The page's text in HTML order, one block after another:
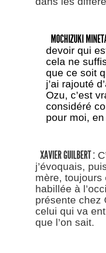
MOCHIZUKI
devoir qui
cela ne
que ce soit
j’ai rajouté
Ozu, c’est
considéré
pour moi,
XAVIER GUILBERT :
j’évoquais,
mère,
habillée à
présente chez
celui qui va
que l’on sait.